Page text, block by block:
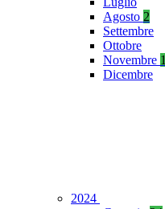
Agosto 2
Settembre
Ottobre
Novembre 1
Dicembre
2024